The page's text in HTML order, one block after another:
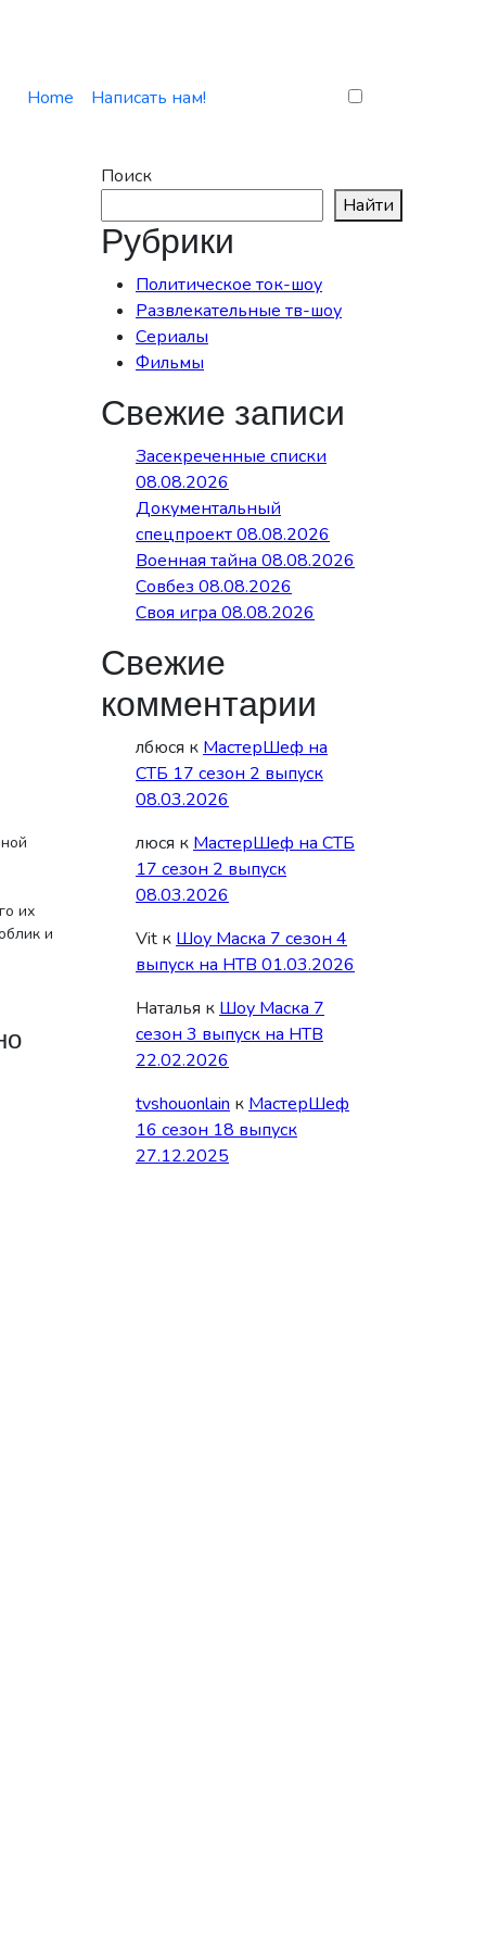
Home Написать нам!
их
и
Поиск
Найти
Рубрики
Политическое ток-шоу
Развлекательные тв-шоу
Сериалы
Фильмы
Свежие записи
Засекреченные списки
08.08.2026
Документальный
спецпроект 08.08.2026
Военная тайна 08.08.2026
Совбез 08.08.2026
Своя игра 08.08.2026
Свежие
комментарии
лбюся к МастерШеф на
СТБ 17 сезон 2 выпуск
08.03.2026
люся к МастерШеф на СТБ
17 сезон 2 выпуск
08.03.2026
Vit к Шоу Маска 7 сезон 4
выпуск на НТВ 01.03.2026
Наталья к Шоу Маска 7
сезон 3 выпуск на НТВ
22.02.2026
tvshouonlain к МастерШеф
16 сезон 18 выпуск
27.12.2025